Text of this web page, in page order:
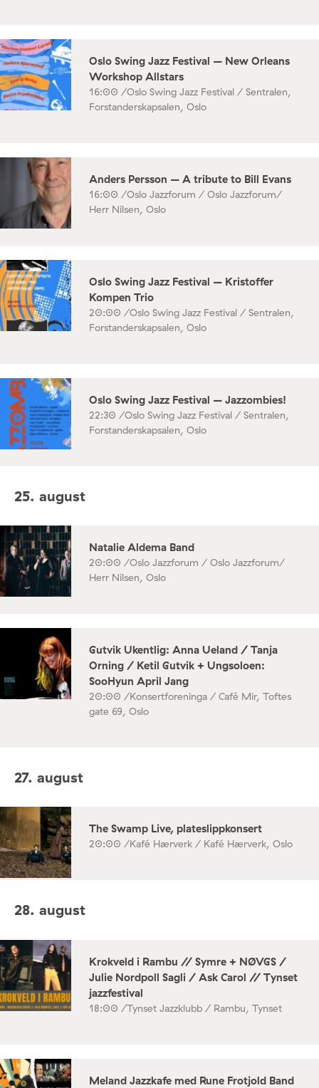
Oslo Swing Jazz Festival – New Orleans
Workshop Allstars
16:00 /Oslo Swing Jazz Festival / Sentralen,
Forstanderskapsalen, Oslo
Anders Persson – A tribute to Bill Evans
16:00 /Oslo Jazzforum / Oslo Jazzforum/
Herr Nilsen, Oslo
Oslo Swing Jazz Festival – Kristoffer
Kompen Trio
20:00 /Oslo Swing Jazz Festival / Sentralen,
Forstanderskapsalen, Oslo
Oslo Swing Jazz Festival – Jazzombies!
22:30 /Oslo Swing Jazz Festival / Sentralen,
Forstanderskapsalen, Oslo
25. august
Natalie Aldema Band
20:00 /Oslo Jazzforum / Oslo Jazzforum/
Herr Nilsen, Oslo
Gutvik Ukentlig: Anna Ueland / Tanja
Orning / Ketil Gutvik + Ungsoloen:
SooHyun April Jang
20:00 /Konsertforeninga / Café Mir, Toftes
gate 69, Oslo
27. august
The Swamp Live, plateslippkonsert
20:00 /Kafé Hærverk / Kafé Hærverk, Oslo
28. august
Krokveld i Rambu // Symre + NØVGS /
Julie Nordpoll Sagli / Ask Carol // Tynset
jazzfestival
18:00 /Tynset Jazzklubb / Rambu, Tynset
Meland Jazzkafe med Rune Frotjold Band